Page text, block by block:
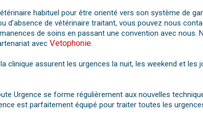
habituel pour être orienté vers son système de
d’absence de vétérinaire traitant, vous pouvez nous
de soins en passant une convention avec nous.
avec Vetophonie.
clinique assurent les urgences la nuit, les weekend et
Urgence se forme régulièrement aux nouvelles
est parfaitement équipé pour traiter toutes les